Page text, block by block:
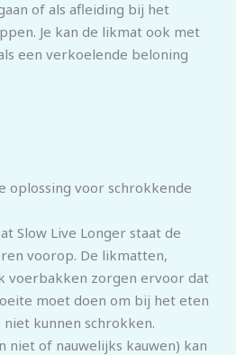
of als afleiding bij het
Je kan de likmat ook met
een verkoelende beloning
oplossing voor schrokkende
Slow Live Longer staat de
voorop. De likmatten,
voerbakken zorgen ervoor dat
moet doen om bij het eten
kunnen schrokken.
niet of nauwelijks kauwen) kan